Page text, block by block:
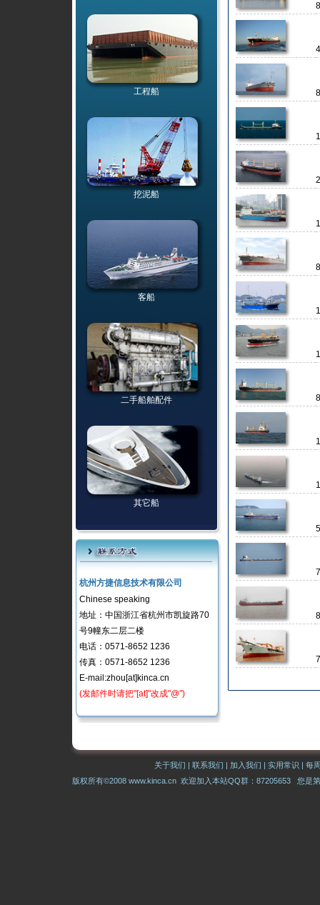
工程船
挖泥船
客船
二手船舶配件
其它船
杭州方捷信息技术有限公司
Chinese speaking
地址：中国浙江省杭州市凯旋路70
号9幢东二层二楼
电话：0571-8652 1236
传真：0571-8652 1236
E-mail:zhou[at]kinca.cn
(发邮件时请把"[at]"改成"@")
关于我们 | 联系我们 | 加入我们 | 实用常识 | 每
版权所有©2008 www.kinca.cn 欢迎加入本站QQ群：87205653 您是第